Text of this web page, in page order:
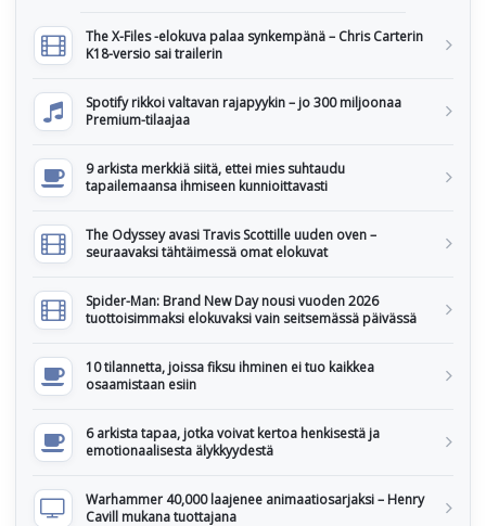
The X-Files -elokuva palaa synkempänä – Chris Carterin
K18-versio sai trailerin
Spotify rikkoi valtavan rajapyykin – jo 300 miljoonaa
Premium-tilaajaa
9 arkista merkkiä siitä, ettei mies suhtaudu
tapailemaansa ihmiseen kunnioittavasti
The Odyssey avasi Travis Scottille uuden oven –
seuraavaksi tähtäimessä omat elokuvat
Spider-Man: Brand New Day nousi vuoden 2026
tuottoisimmaksi elokuvaksi vain seitsemässä päivässä
10 tilannetta, joissa fiksu ihminen ei tuo kaikkea
osaamistaan esiin
6 arkista tapaa, jotka voivat kertoa henkisestä ja
emotionaalisesta älykkyydestä
Warhammer 40,000 laajenee animaatiosarjaksi – Henry
Cavill mukana tuottajana